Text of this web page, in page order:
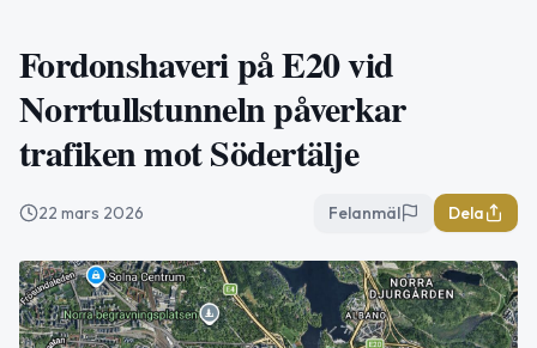
Fordonshaveri på E20 vid
Norrtullstunneln påverkar
trafiken mot Södertälje
22 mars 2026 Felanmäl Dela